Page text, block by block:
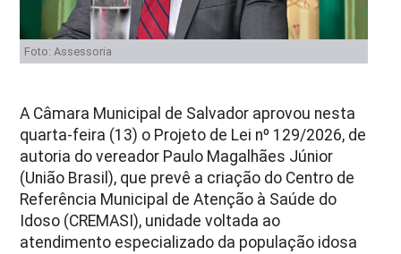
Foto: Assessoria
A Câmara Municipal de Salvador aprovou nesta
quarta-feira (13) o Projeto de Lei nº 129/2026, de
autoria do vereador Paulo Magalhães Júnior
(União Brasil), que prevê a criação do Centro de
Referência Municipal de Atenção à Saúde do
Idoso (CREMASI), unidade voltada ao
atendimento especializado da população idosa